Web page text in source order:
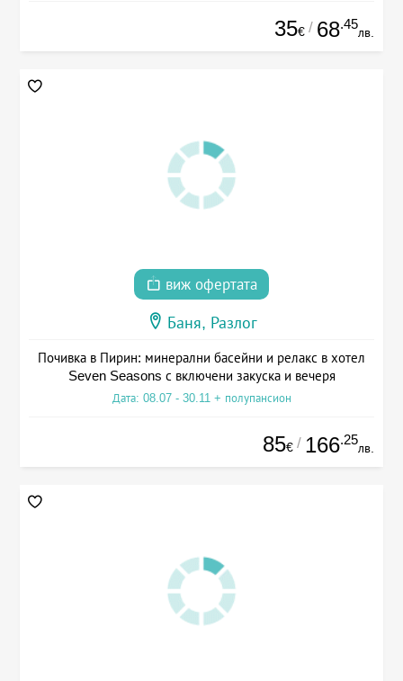
35€ / 68.45
лв.
виж офертата
Баня, Разлог
Почивка в Пирин: минерални басейни и релакс в хотел
Seven Seasons с включени закуска и вечеря
Дата: 08.07 - 30.11 + полупансион
85€ / 166.25
лв.